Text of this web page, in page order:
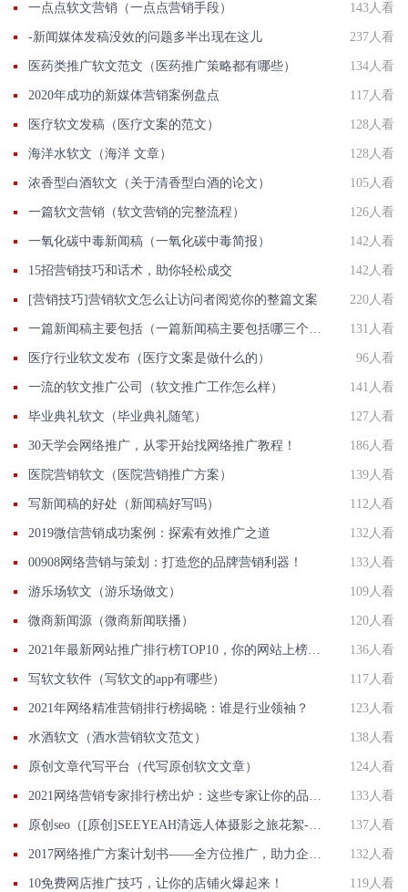
一点点软文营销（一点点营销手段） 143人看
-新闻媒体发稿没效的问题多半出现在这儿 237人看
医药类推广软文范文（医药推广策略都有哪些） 134人看
2020年成功的新媒体营销案例盘点 117人看
医疗软文发稿（医疗文案的范文） 128人看
海洋水软文（海洋 文章） 128人看
浓香型白酒软文（关于清香型白酒的论文） 105人看
一篇软文营销（软文营销的完整流程） 126人看
一氧化碳中毒新闻稿（一氧化碳中毒简报） 142人看
15招营销技巧和话术，助你轻松成交 142人看
[营销技巧]营销软文怎么让访问者阅览你的整篇文案 220人看
一篇新闻稿主要包括（一篇新闻稿主要包括哪三个部分） 131人看
医疗行业软文发布（医疗文案是做什么的） 96人看
一流的软文推广公司（软文推广工作怎么样） 141人看
毕业典礼软文（毕业典礼随笔） 127人看
30天学会网络推广，从零开始找网络推广教程！ 186人看
医院营销软文（医院营销推广方案） 139人看
写新闻稿的好处（新闻稿好写吗） 112人看
2019微信营销成功案例：探索有效推广之道 132人看
00908网络营销与策划：打造您的品牌营销利器！ 133人看
游乐场软文（游乐场做文） 109人看
微商新闻源（微商新闻联播） 120人看
2021年最新网站推广排行榜TOP10，你的网站上榜了吗？ 136人看
写软文软件（写软文的app有哪些） 117人看
2021年网络精准营销排行榜揭晓：谁是行业领袖？ 123人看
水酒软文（酒水营销软文范文） 138人看
原创文章代写平台（代写原创软文文章） 124人看
2021网络营销专家排行榜出炉：这些专家让你的品牌火起来！ 133人看
原创seo（[原创]SEEYEAH清远人体摄影之旅花絮---人像拍摄） 137人看
2017网络推广方案计划书——全方位推广，助力企业发展 132人看
10免费网店推广技巧，让你的店铺火爆起来！ 119人看